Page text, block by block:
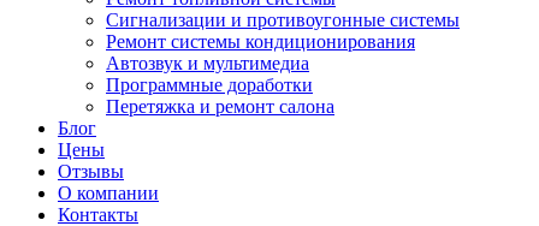
Сигнализации и противоугонные системы
Ремонт системы кондиционирования
Автозвук и мультимедиа
Программные доработки
Перетяжка и ремонт салона
Блог
Цены
Отзывы
О компании
Контакты